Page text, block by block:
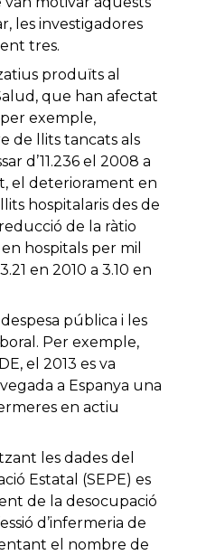
les investigadores
tres.
produïts al
que han afectat
exemple,
de llits tancats als
d’11.236 el 2008 a
el deteriorament en
hospitalaris des de
de la ràtio
hospitals per mil
en 2010 a 3.10 en
pública i les
Per exemple,
el 2013 es va
a Espanya una
en actiu
les dades del
Estatal (SEPE) es
de la desocupació
d’infermeria de
el nombre de